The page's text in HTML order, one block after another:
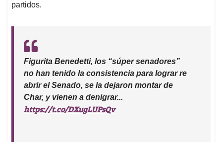
partidos.
Figurita Benedetti, los “súper senadores”
no han tenido la consistencia para lograr re
abrir el Senado, se la dejaron montar de
Char, y vienen a denigrar...
https://t.co/DXugLUPsQv